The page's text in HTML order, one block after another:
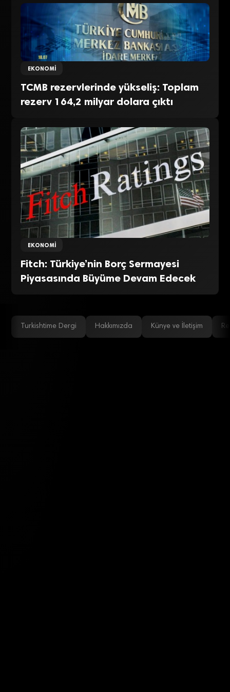
EKONOMI
TCMB rezervlerinde yükseliş: Toplam
rezerv 164,2 milyar dolara çıktı
EKONOMI
Fitch: Türkiye’nin Borç Sermayesi
Piyasasında Büyüme Devam Edecek
Turkishtime Dergi Hakkımızda Künye ve İletişim